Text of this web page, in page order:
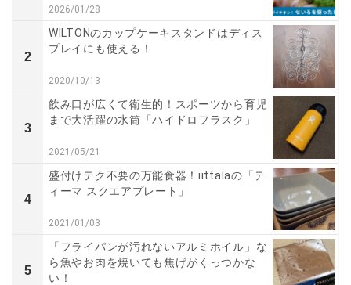
2026/01/28
2
WILTONのカップケーキスタンドはディス
プレイにも使える！
2020/10/13
3
飲み口が広くて衛生的！スポーツから育児
まで大活躍の水筒「ハイドロフラスク」
2021/05/21
4
盛付けテク不要の万能食器！iittalaの「テ
ィーマ スクエアプレート」
2021/01/03
5
「フライパンが汚れないアルミホイル」な
ら魚やお肉を焼いても焦げがくっつかな
い！